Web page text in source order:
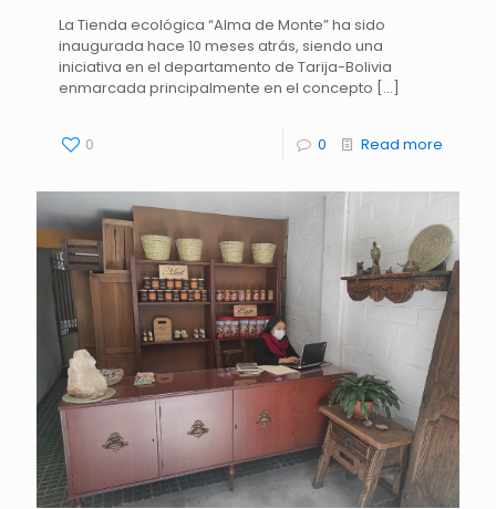
La Tienda ecológica “Alma de Monte” ha sido
inaugurada hace 10 meses atrás, siendo una
iniciativa en el departamento de Tarija-Bolivia
enmarcada principalmente en el concepto […]
0 0 Read more